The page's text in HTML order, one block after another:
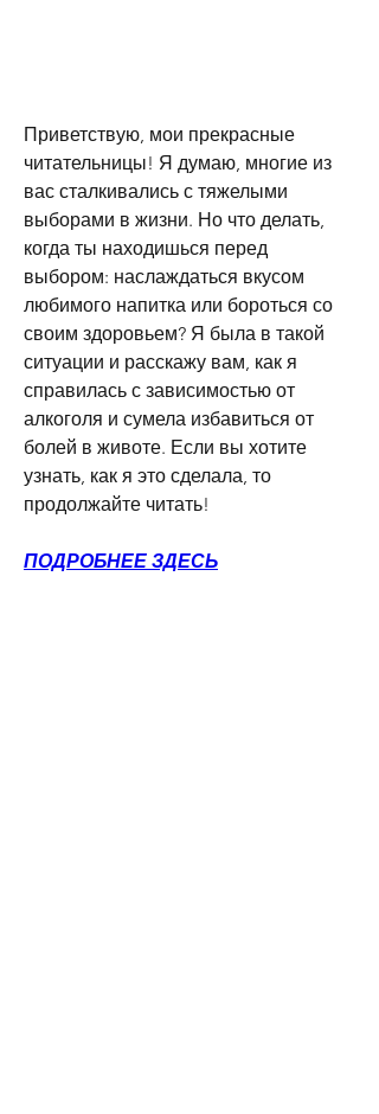
Приветствую, мои прекрасные
читательницы! Я думаю, многие из
вас сталкивались с тяжелыми
выборами в жизни. Но что делать,
когда ты находишься перед
выбором: наслаждаться вкусом
любимого напитка или бороться со
своим здоровьем? Я была в такой
ситуации и расскажу вам, как я
справилась с зависимостью от
алкоголя и сумела избавиться от
болей в животе. Если вы хотите
узнать, как я это сделала, то
продолжайте читать!
ПОДРОБНЕЕ ЗДЕСЬ